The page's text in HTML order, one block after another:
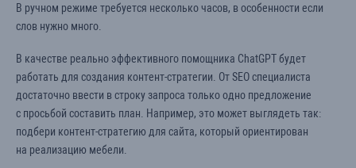
В ручном режиме требуется несколько часов, в особенности если
слов нужно много.
В качестве реально эффективного помощника ChatGPT будет
работать для создания контент-стратегии. От SEO специалиста
достаточно ввести в строку запроса только одно предложение
с просьбой составить план. Например, это может выглядеть так:
подбери контент-стратегию для сайта, который ориентирован
на реализацию мебели.
* - поля, обязательные для заполнения
персональных данных*
Отправить